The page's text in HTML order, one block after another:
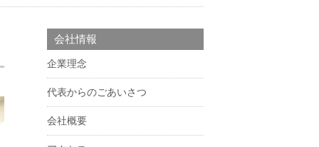
会社情報
企業理念
代表からのごあいさつ
会社概要